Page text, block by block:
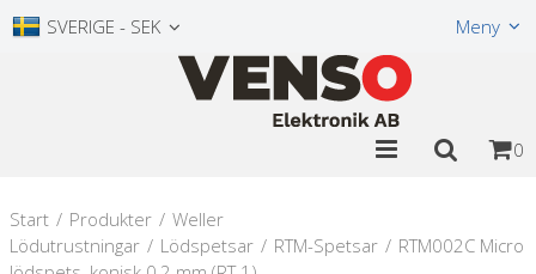
SVERIGE - SEK Meny
0
Start / Produkter / Weller
Lödutrustningar / Lödspetsar / RTM-Spetsar / RTM002C Micro